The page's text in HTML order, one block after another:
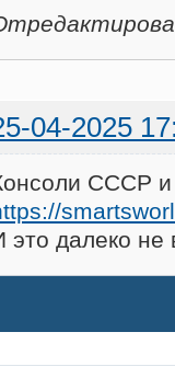
04-2025
СССР и
это далеко не